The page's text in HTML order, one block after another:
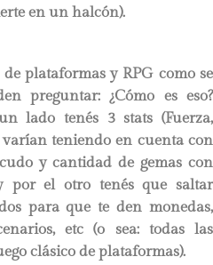
en un halcón).
plataformas y RPG como se
preguntar: ¿Cómo es eso?
lado tenés 3 stats (Fuerza,
varían teniendo en cuenta con
y cantidad de gemas con
por el otro tenés que saltar
para que te den monedas,
etc (o sea: todas las
clásico de plataformas).